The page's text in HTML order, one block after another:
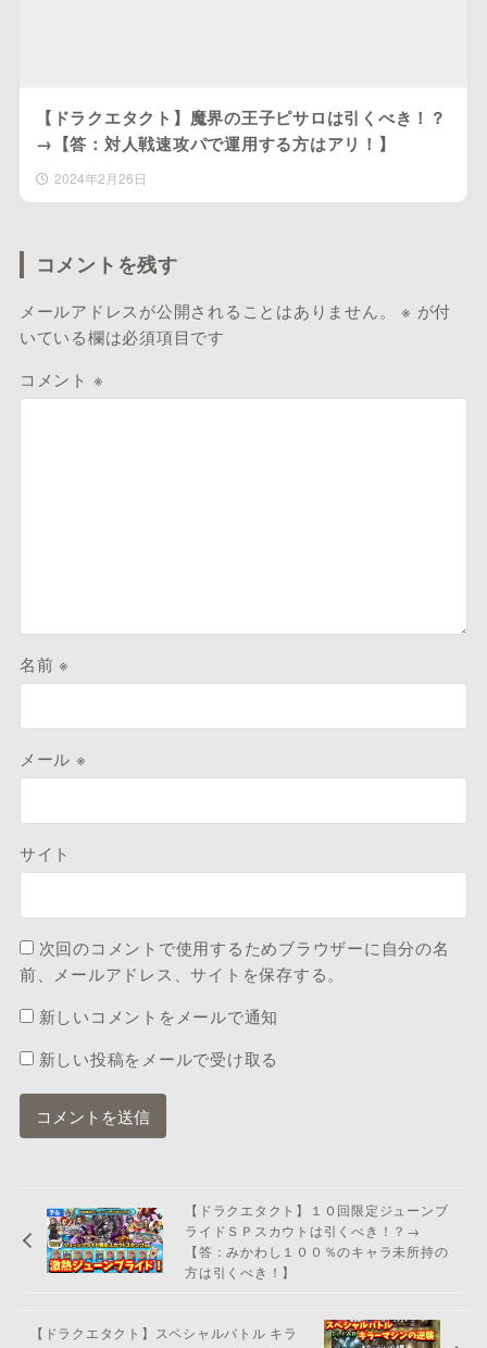
【ドラクエタクト】魔界の王子ピサロは引くべき！？
→【答：対人戦速攻パで運用する方はアリ！】
2024年2月26日
コメントを残す
メールアドレスが公開されることはありません。 ※ が付
いている欄は必須項目です
コメント ※
名前※
メール ※
サイト
次回のコメントで使用するためブラウザーに自分の名
前、メールアドレス、サイトを保存する。
新しいコメントをメールで通知
新しい投稿をメールで受け取る
【ドラクエタクト】１０回限定ジューンブ
ライドＳＰスカウトは引くべき！？→
【答：みかわし１００％のキャラ未所持の
方は引くべき！】
【ドラクエタクト】スペシャルバトル キラ